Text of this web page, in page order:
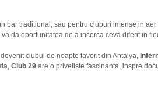
bar traditional, sau pentru cluburi imense in aer
da oportunitatea de a incerca ceva diferit in
clubul de noapte favorit din Antalya,
Club 29 are o priveliste fascinanta, inspre